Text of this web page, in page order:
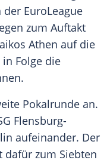
EuroLeague
zum Auftakt
Athen auf die
Folge die
Pokalrunde an.
Flensburg-
aufeinander. Der
dafür zum Siebten